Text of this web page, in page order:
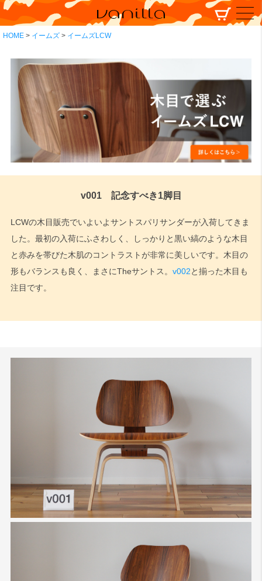
HOME イームズ イームズLCW
v001 記念すべき1脚目
LCWの木目販売でいよいよサントスパリサンダーが入荷してきま
した。最初の入荷にふさわしく、しっかりと黒い縞のような木目
と赤みを帯びた木肌のコントラストが非常に美しいです。木目の
形もバランスも良く、まさにTheサントス。 v002と揃った木目も
注目です。